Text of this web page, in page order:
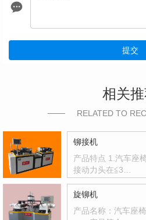
提交
相关
RELATED TO
铆接机
产品特点 1.汽车座
接动力头在≦3…
旋铆机
产品名称：汽车座